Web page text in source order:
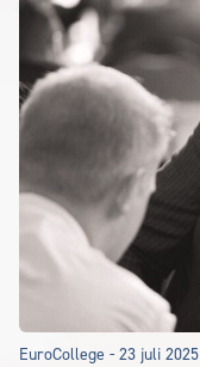
EuroCollege - 23 juli 2025